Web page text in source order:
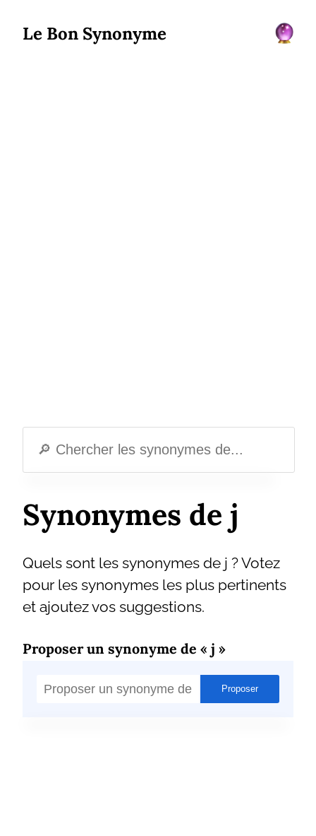
Le Bon Synonyme
Synonymes de j
Quels sont les synonymes de j ? Votez
pour les synonymes les plus pertinents
et ajoutez vos suggestions.
Proposer un synonyme de « j »